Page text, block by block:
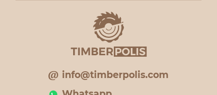
info@timberpolis.com